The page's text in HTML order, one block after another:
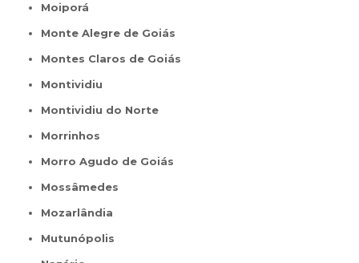
Moiporá
Monte Alegre de Goiás
Montes Claros de Goiás
Montividiu
Montividiu do Norte
Morrinhos
Morro Agudo de Goiás
Mossâmedes
Mozarlândia
Mutunópolis